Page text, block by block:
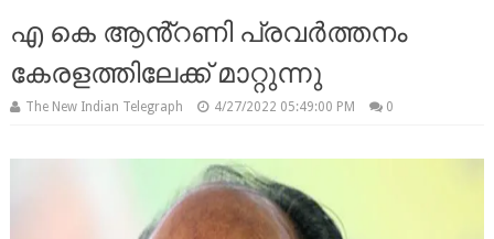
എ കെ ആൻ്റണി പ്രവർത്തനം
കേരളത്തിലേക്ക് മാറ്റുന്നു
The New Indian Telegraph 4/27/2022 05:49:00 PM 0